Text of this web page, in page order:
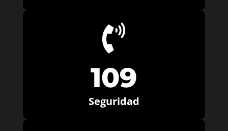

109
Seguridad